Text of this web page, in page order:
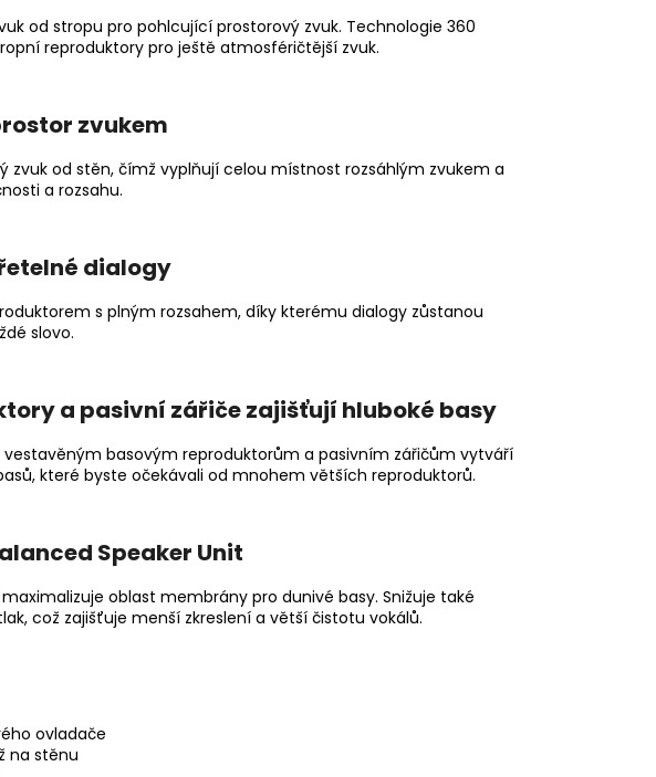
od stropu pro pohlcující prostorový zvuk. Technologie 360
reproduktory pro ještě atmosféričtější zvuk.
zvukem
zvuk od stěn, čímž vyplňují celou místnost rozsáhlým zvukem a
a rozsahu.
dialogy
s plným rozsahem, díky kterému dialogy zůstanou
slovo.
a pasivní zářiče zajišťují hluboké basy
basovým reproduktorům a pasivním zářičům vytváří
které byste očekávali od mnohem větších reproduktorů.
Speaker Unit
oblast membrány pro dunivé basy. Snižuje také
což zajišťuje menší zkreslení a větší čistotu vokálů.
ovladače
na stěnu